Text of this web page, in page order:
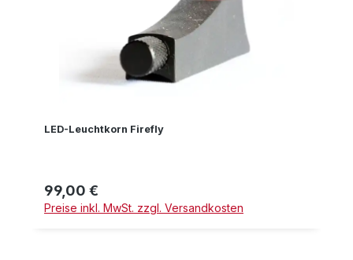
LED-Leuchtkorn Firefly
Regulärer Preis:
99,00 €
Preise inkl. MwSt. zzgl. Versandkosten